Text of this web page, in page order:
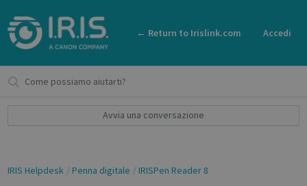
← Return to Irislink.com Accedi
Avvia una conversazione
IRIS Helpdesk Penna digitale IRISPen Reader 8